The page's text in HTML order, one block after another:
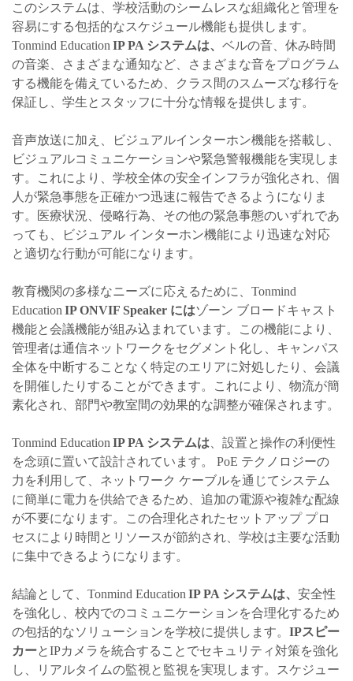
このシステムは、学校活動のシームレスな組織化と管理を
容易にする包括的なスケジュール機能も提供します。
Tonmind Education IPPA システムは、 ベルの音、休み時間
の音楽、さまざまな通知など、さまざまな音をプログラム
する機能を備えているため、
クラス間のスムーズな移行を
保証し、学生とスタッフに十分な情報を提供します。
音声放送に加え、ビジュアルインターホン機能を搭載し、
ビジュアルコミュニケーションや緊急警報機能を実現しま
す。これにより、学校全体の安全インフラが強化され、個
人が緊急事態を正確かつ迅速に報告できるようになりま
す。医療状況、侵略行為、その他の緊急事態のいずれであ
っても、ビジュアル インターホン機能により迅速な対応
と適切な行動が可能になります。
教育機関の多様なニーズに応えるために、Tonmind
Education IP ONVIF Speaker にはゾーン ブロードキャスト
機能と会議機能が組み込まれています。この機能により、
管理者は通信ネットワークをセグメント化し、キャンパス
全体を中断することなく特定のエリアに対処したり、会議
を開催したりすることができます。これにより、物流が簡
素化され、部門や教室間の効果的な調整が確保されます。
Tonmind Education IPPA システムは 、設置と操作の利便性
を念頭に置いて設計されています。 PoE テクノロジーの
力を利用して、ネットワーク ケーブルを通じてシステム
に簡単に電力を供給できるため、追加の電源や複雑な配線
が不要になります。この合理化されたセットアップ プロ
セスにより時間とリソースが節約され、学校は主要な活動
に集中できるようになります。
結論として、Tonmind Education IPPA システムは、 安全性
を強化し、校内でのコミュニケーションを合理化するため
の包括的なソリューションを学校に提供します。 IPスピー
カーとIPカメラを統合することでセキュリティ対策を強化
し、リアルタイムの監視と監視を実現します。スケジュー